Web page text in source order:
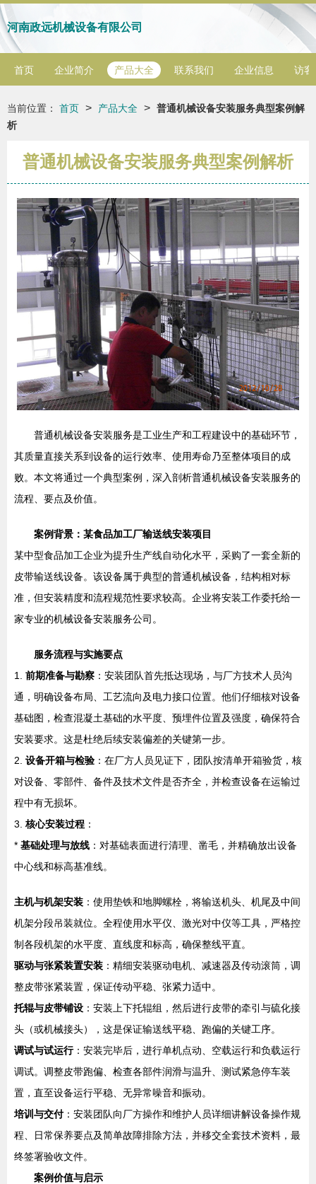
河南政远机械设备有限公司
首页 企业简介 产品大全 联系我们 企业信息 访客
当前位置： 首页 > 产品大全 > 普通机械设备安装服务典型案例解
析
普通机械设备安装服务典型案例解析
普通机械设备安装服务是工业生产和工程建设中的基础环节，
其质量直接关系到设备的运行效率、使用寿命乃至整体项目的成
败。本文将通过一个典型案例，深入剖析普通机械设备安装服务的
流程、要点及价值。
案例背景：某食品加工厂输送线安装项目
某中型食品加工企业为提升生产线自动化水平，采购了一套全新的
皮带输送线设备。该设备属于典型的普通机械设备，结构相对标
准，但安装精度和流程规范性要求较高。企业将安装工作委托给一
家专业的机械设备安装服务公司。
服务流程与实施要点
1. 前期准备与勘察 ：安装团队首先抵达现场，与厂方技术人员沟
通，明确设备布局、工艺流向及电力接口位置。他们仔细核对设备
基础图，检查混凝土基础的水平度、预埋件位置及强度，确保符合
安装要求。这是杜绝后续安装偏差的关键第一步。
2. 设备开箱与检验 ：在厂方人员见证下，团队按清单开箱验货，核
对设备、零部件、备件及技术文件是否齐全，并检查设备在运输过
程中有无损坏。
3. 核心安装过程 ：
* 基础处理与放线 ：对基础表面进行清理、凿毛，并精确放出设备
中心线和标高基准线。
主机与机架安装 ：使用垫铁和地脚螺栓，将输送机头、机尾及中间
机架分段吊装就位。全程使用水平仪、激光对中仪等工具，严格控
制各段机架的水平度、直线度和标高，确保整线平直。
驱动与张紧装置安装 ：精细安装驱动电机、减速器及传动滚筒，调
整皮带张紧装置，保证传动平稳、张紧力适中。
托辊与皮带铺设 ：安装上下托辊组，然后进行皮带的牵引与硫化接
头（或机械接头），这是保证输送线平稳、跑偏的关键工序。
调试与试运行：安装完毕后，进行单机点动、空载运行和负载运行
调试。调整皮带跑偏、检查各部件润滑与温升、测试紧急停车装
置，直至设备运行平稳、无异常噪音和振动。
培训与交付：安装团队向厂方操作和维护人员详细讲解设备操作规
程、日常保养要点及简单故障排除方法，并移交全套技术资料，最
终签署验收文件。
案例价值与启示